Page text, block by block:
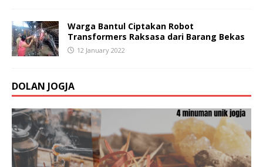
Warga Bantul Ciptakan Robot
Transformers Raksasa dari Barang Bekas
12 January 2022
DOLAN JOGJA